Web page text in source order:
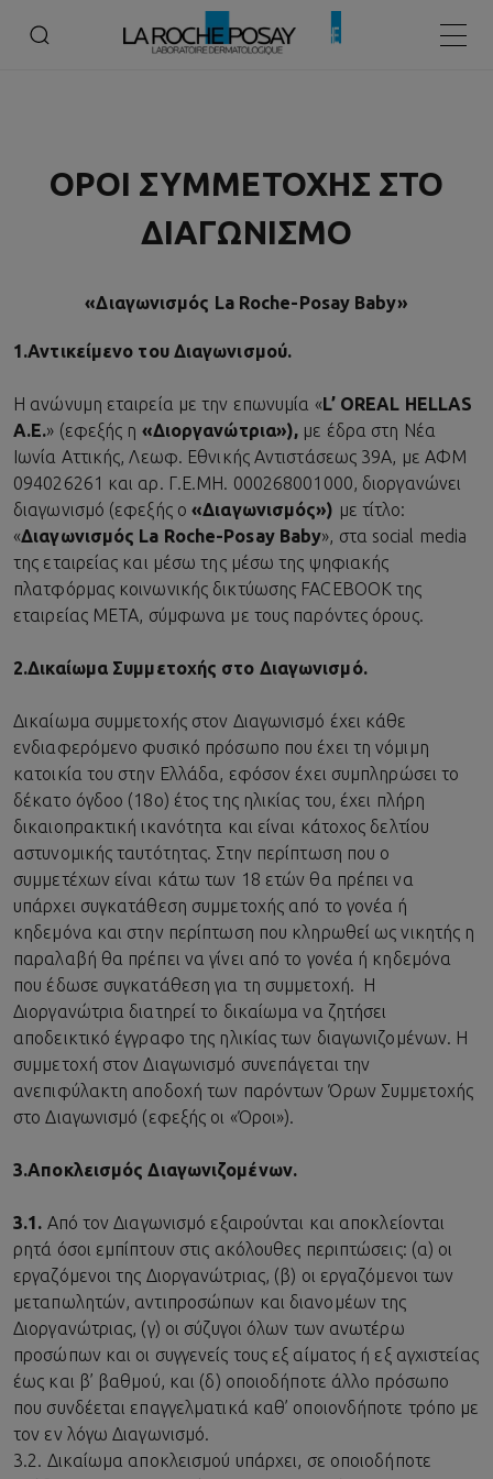
ΟΡΟΙ ΣΥΜΜΕΤΟΧΗΣ ΣΤΟ ΔΙΑΓΩΝΙΣΜΟ BABY
ΟΡΟΙ ΣΥΜΜΕΤΟΧΗΣ ΣΤΟ
ΔΙΑΓΩΝΙΣΜΟ
«Διαγωνισμός La Roche-Posay Baby»
1.Αντικείμενο του Διαγωνισμού.
Η ανώνυμη εταιρεία με την επωνυμία «L’ OREAL HELLAS
Α.Ε.» (εφεξής η «Διοργανώτρια»), με έδρα στη Νέα
Ιωνία Αττικής, Λεωφ. Εθνικής Αντιστάσεως 39Α, με ΑΦΜ
094026261 και αρ. Γ.Ε.ΜΗ. 000268001000, διοργανώνει
διαγωνισμό (εφεξής ο«Διαγωνισμός») με τίτλο:
«Διαγωνισμός La Roche-Posay Baby», στα social media
της εταιρείας και μέσω της μέσω της ψηφιακής
πλατφόρμας κοινωνικής δικτύωσης FACEBOOK της
εταιρείας META, σύμφωνα με τους παρόντες όρους.
2.Δικαίωμα Συμμετοχής στο Διαγωνισμό.
Δικαίωμα συμμετοχής στον Διαγωνισμό έχει κάθε
ενδιαφερόμενο φυσικό πρόσωπο που έχει τη νόμιμη
κατοικία του στην Ελλάδα, εφόσον έχει συμπληρώσει το
δέκατο όγδοο (18ο) έτος της ηλικίας του, έχει πλήρη
δικαιοπρακτική ικανότητα και είναι κάτοχος δελτίου
αστυνομικής ταυτότητας. Στην περίπτωση που ο
συμμετέχων είναι κάτω των 18 ετών θα πρέπει να
υπάρχει συγκατάθεση συμμετοχής από το γονέα ή
κηδεμόνα και στην περίπτωση που κληρωθεί ως νικητής η
παραλαβή θα πρέπει να γίνει από το γονέα ή κηδεμόνα
που έδωσε συγκατάθεση για τη συμμετοχή. Η
Διοργανώτρια διατηρεί το δικαίωμα να ζητήσει
αποδεικτικό έγγραφο της ηλικίας των διαγωνιζομένων. Η
συμμετοχή στον Διαγωνισμό συνεπάγεται την
ανεπιφύλακτη αποδοχή των παρόντων Όρων Συμμετοχής
στο Διαγωνισμό (εφεξής οι «Όροι»).
3.Αποκλεισμός Διαγωνιζομένων.
3.1. Από τον Διαγωνισμό εξαιρούνται και αποκλείονται
ρητά όσοι εμπίπτουν στις ακόλουθες περιπτώσεις: (α) οι
εργαζόμενοι της Διοργανώτριας, (β) οι εργαζόμενοι των
μεταπωλητών, αντιπροσώπων και διανομέων της
Διοργανώτριας, (γ) οι σύζυγοι όλων των ανωτέρω
προσώπων και οι συγγενείς τους εξ αίματος ή εξ αγχιστείας
έως και β’ βαθμού, και (δ) οποιοδήποτε άλλο πρόσωπο
που συνδέεται επαγγελματικά καθ’ οποιονδήποτε τρόπο με
τον εν λόγω Διαγωνισμό.
3.2. Δικαίωμα αποκλεισμού υπάρχει, σε οποιοδήποτε